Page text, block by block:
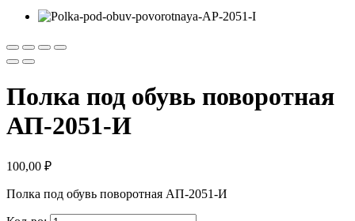
Полка под обувь поворотная
АП-2051-И
100,00 ₽
Полка под обувь поворотная АП-2051-И